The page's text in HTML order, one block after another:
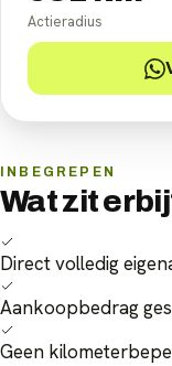
Actieradius
INBEGREPEN
Wat zit
Direct volledig
Aankoopbedrag
Geen